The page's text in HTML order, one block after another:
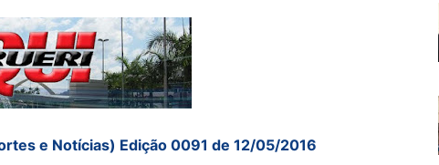
e Notícias) Edição 0091 de 12/05/2016